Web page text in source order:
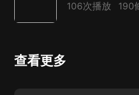
106次播放 190
查看更多